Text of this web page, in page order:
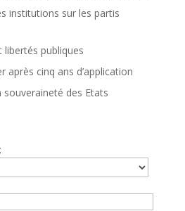
institutions sur les partis
libertés publiques
après cinq ans d’application
souveraineté des Etats